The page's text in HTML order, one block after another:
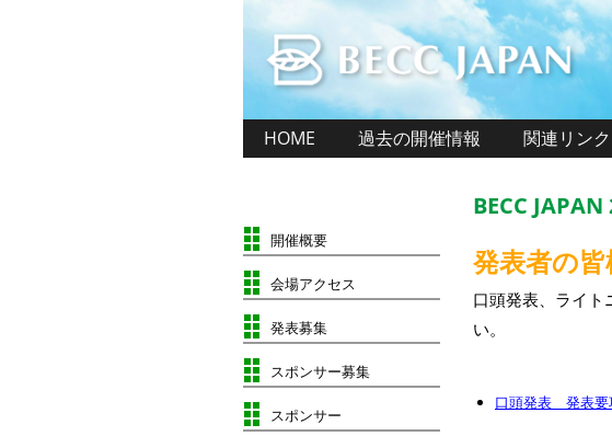
HOME 過去の開催情報 関連リンク
開催概要
会場アクセス
発表募集
スポンサー募集
スポンサー
BECC
発表者の
口頭発表、ライト
い。
口頭発表 発表要